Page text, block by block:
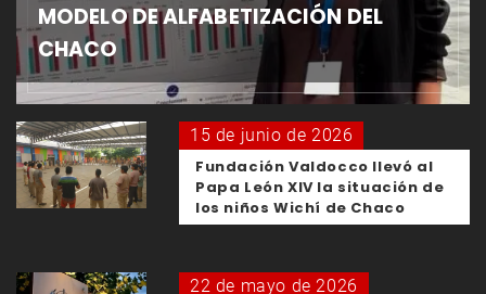
MODELO DE ALFABETIZACIÓN DEL
CHACO
15 de junio de 2026
Fundación Valdocco llevó al
Papa León XIV la situación de
los niños Wichí de Chaco
22 de mayo de 2026